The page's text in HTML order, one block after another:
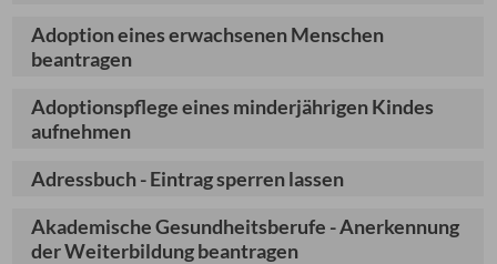
Adoption eines erwachsenen Menschen
beantragen
Adoptionspflege eines minderjährigen Kindes
aufnehmen
Adressbuch - Eintrag sperren lassen
Akademische Gesundheitsberufe - Anerkennung
der Weiterbildung beantragen